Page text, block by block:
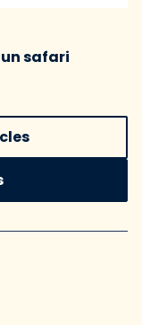
un safari